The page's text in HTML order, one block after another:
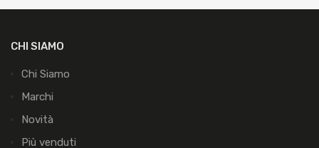
CHI SIAMO
Chi Siamo
Marchi
Novità
Più venduti